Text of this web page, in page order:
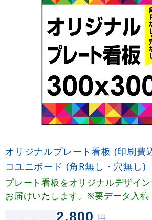
オリジナルプレート看板 (印刷
コユニボード (角R無し・穴無し)
プレート看板をオリジナルデザイ
お届けいたします。※要データ入稿
2,800